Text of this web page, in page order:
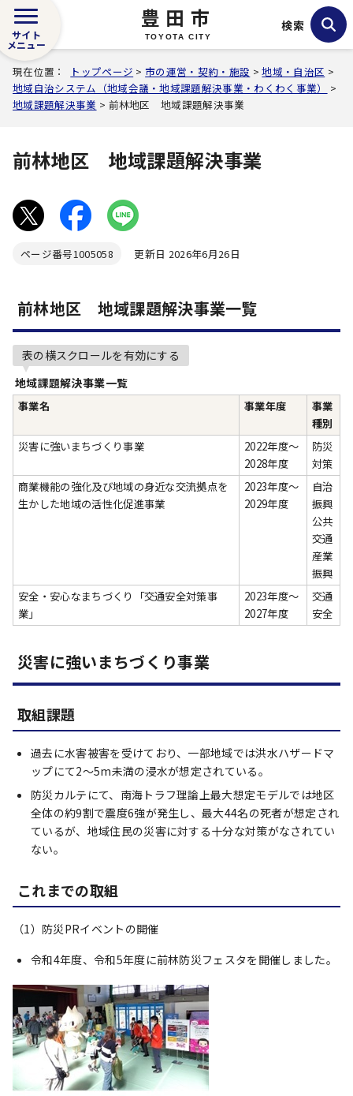
豊田市
TOYOTA CITY
サイト
メニュー
検索
現在位置： トップページ >市の運営・契約・施設 >地域・自治区 >
地域自治システム（地域会議・地域課題解決事業・わくわく事業）
>
地域課題解決事業 > 前林地区 地域課題解決事業
前林地区 地域課題解決事業
ページ番号1005058 更新日 2026年6月26日
前林地区 地域課題解決事業一覧
表の横スクロールを有効にする
地域課題解決事業一覧
事業名 事業年度
事業
種別
災害に強いまちづくり事業
2022年度～
2028年度
防災
対策
商業機能の強化及び地域の身近な交流拠点を
生かした地域の活性化促進事業
2023年度～
2029年度
自治
振興
公共
交通
産業
振興
安全・安心なまちづくり「交通安全対策事
業」
2023年度～
2027年度
交通
安全
災害に強いまちづくり事業
取組課題
過去に水害被害を受けており、一部地域では洪水ハザードマ
ップにて2～5m未満の浸水が想定されている。
防災カルテにて、南海トラフ理論上最大想定モデルでは地区
全体の約9割で震度6強が発生し、最大44名の死者が想定され
ているが、地域住民の災害に対する十分な対策がなされてい
ない。
これまでの取組
（1）防災PRイベントの開催
令和4年度、令和5年度に前林防災フェスタを開催しました。